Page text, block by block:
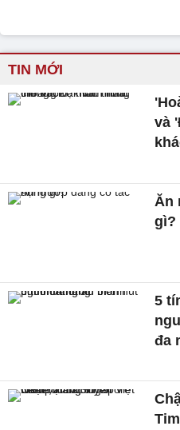
TIN MỚI
và
Ăn
gì?
5
đa